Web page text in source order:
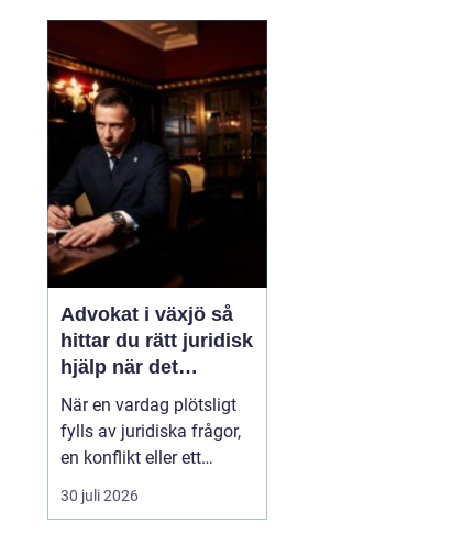
geometri. Profilerna
används som tätningar,
lister, s...
Advokat i växjö så
hittar du rätt juridisk
hjälp när det
verkligen gäller
När en vardag plötsligt
fylls av juridiska frågor,
en konflikt eller ett
myndighetsbeslut som
känns övermäktigt,
30 juli 2026